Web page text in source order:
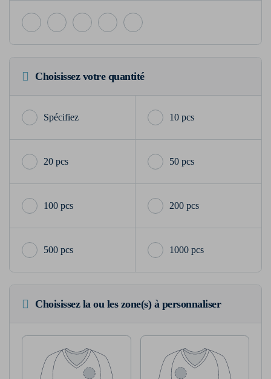
Choisissez votre quantité
10 pcs
20 pcs 50 pcs
100 pcs 200 pcs
500 pcs 1000 pcs
Choisissez la ou les zone(s) à personnaliser